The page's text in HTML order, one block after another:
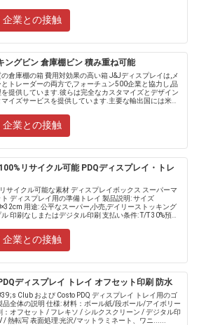
企業との接触
ングビン 倉庫棚ビン 積み重ね可能
倉庫棚の箱 費用対効果の高い箱 J&Jディスプレイは,メ
とトレーダーの両方で,フォーチュン500企業と協力し,品
提供しています.彼らは完全なカスタマイズとデザイン
マイズサービスを提供しています.主要な輸出国には米国
企業との接触
リサイクル可能 PDQディスプレイ・トレ
サイクル可能な素材 ディスプレイボックス スーパーマ
ト ディスプレイ用の準備トレイ 製品説明: サイズ
用途: 公平なスーパー,小売,デイリーストッキング
印刷なしまたはデジタル印刷 支払い条件: T/T 30%預金,
企業との接触
ディスプレイ トレイ オフセット印刷 防水
Club および Costo PDQ ディスプレイ トレイ用のゴ
品全体の説明 仕様: 材料：ボール紙/段ボール/アイボリー
：オフセット / フレキソ / シルクスクリーン / デジタル印
/ 熱転写 表面処理:光沢/マットラミネート、ワニ......